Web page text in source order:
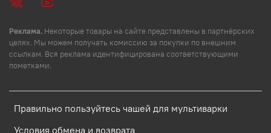
Правильно пользуйтесь чашей для мультиварки
Условия обмена и возврата
Реклама. Некоторые товары на сайте представлены в партнёрских
целях. Мы можем получать комиссию за покупки по внешним
ссылкам. Вся реклама идентифицирована соответствующими
пометками.